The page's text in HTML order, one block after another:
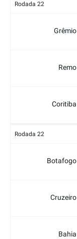
Rodada 22
Grêmio
Remo
Coritiba
Rodada 22
Botafogo
Cruzeiro
Bahia